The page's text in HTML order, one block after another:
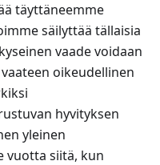
täyttäneemme
säilyttää tällaisia
vaade voidaan
oikeudellinen
hyvityksen
yleinen
vuotta siitä, kun